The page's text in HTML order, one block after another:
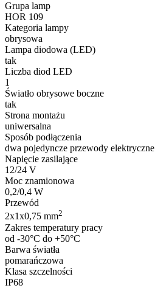
Grupa lamp
HOR 109
Kategoria lampy
obrysowa
Lampa diodowa (LED)
tak
Liczba diod LED
1
Światło obrysowe boczne
tak
Strona montażu
uniwersalna
Sposób podłączenia
dwa pojedyncze przewody elektryczne
Napięcie zasilające
12/24 V
Moc znamionowa
0,2/0,4 W
Przewód
2x1x0,75 mm2
Zakres temperatury pracy
od -30°C do +50°C
Barwa światła
pomarańczowa
Klasa szczelności
IP68